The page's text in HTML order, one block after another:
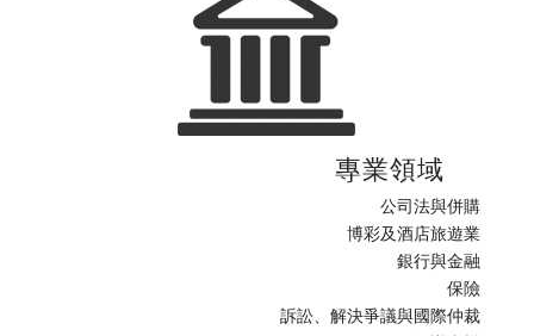
專業領域
公司法與併購
博彩及酒店旅遊業
銀行與金融
保險
訴訟、解決爭議與國際仲裁